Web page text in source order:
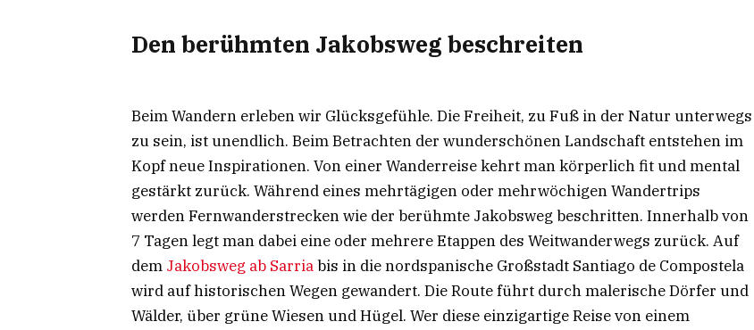
Den berühmten Jakobsweg beschreiten
Beim Wandern erleben wir Glücksgefühle. Die Freiheit, zu Fuß in der Natur unterwegs
zu sein, ist unendlich. Beim Betrachten der wunderschönen Landschaft entstehen im
Kopf neue Inspirationen. Von einer Wanderreise kehrt man körperlich fit und mental
gestärkt zurück. Während eines mehrtägigen oder mehrwöchigen Wandertrips
werden Fernwanderstrecken wie der berühmte Jakobsweg beschritten. Innerhalb von
7 Tagen legt man dabei eine oder mehrere Etappen des Weitwanderwegs zurück. Auf
dem Jakobsweg ab Sarriabis in die nordspanische Großstadt Santiago de Compostela
wird auf historischen Wegen gewandert. Die Route führt durch malerische Dörfer und
Wälder, über grüne Wiesen und Hügel. Wer diese einzigartige Reise von einem